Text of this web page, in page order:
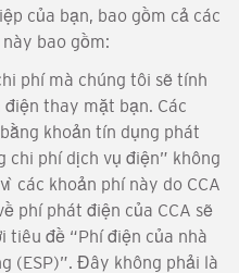
của bạn, bao gồm cả các
bao gồm:
phí mà chúng tôi sẽ tính
thay mặt bạn. Các
khoản tín dụng phát
chi phí dịch vụ điện” không
các khoản phí này do CCA
phí phát điện của CCA sẽ
tiêu đề “Phí điện của nhà
(ESP)”. Đây không phải là